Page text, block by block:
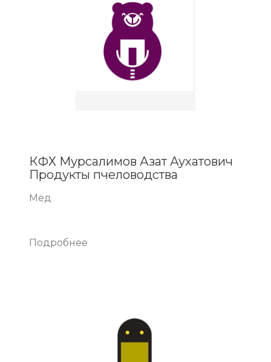
КФХ Мурсалимов Азат Аухатович
Продукты пчеловодства
Мёд
Подробнее